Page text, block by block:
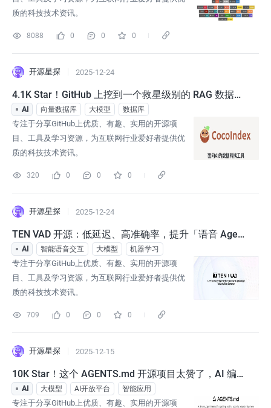
质的科技技术资讯。
8088 0 0 0
开源星探 2025-12-24
4.1K Star！GitHub 上挖到一个救星级别的 RAG 数据流
水线项目！
AI 向量数据库 大模型 数据库
专注于分享GitHub上优质、有趣、实用的开源项
目、工具及学习资源，为互联网行业爱好者提供优
质的科技技术资讯。
320 0 0 0
开源星探 2025-12-24
TEN VAD 开源：低延迟、高准确率，提升「语音 Agen
t」上限就靠它!
AI 智能语音交互 大模型 机器学习
专注于分享GitHub上优质、有趣、实用的开源项
目、工具及学习资源，为互联网行业爱好者提供优
质的科技技术资讯。
709 0 0 0
开源星探 2025-12-15
10K Star！这个 AGENTS.md 开源项目太赞了，AI 编程
助手彻底悟了！
AI 大模型 AI开放平台 智能应用
专注于分享GitHub上优质、有趣、实用的开源项